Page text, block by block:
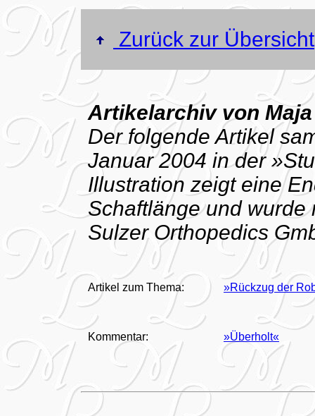
Zurück zur Übersicht
Artikelarchiv von
Der folgende Artikel
Januar 2004 in der
Illustration zeigt eine
Schaftlänge und
Sulzer Orthopedics
Artikel zum Thema: »Rückzug der
Kommentar: »Überholt«